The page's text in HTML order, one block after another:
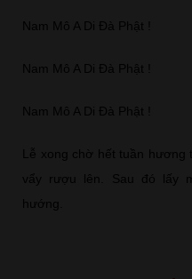
Nam Mô A Di Đà Phật !
Nam Mô A Di Đà Phật !
Nam Mô A Di Đà Phật !
Lễ xong chờ hết tuần
vẩy rượu lên. Sau đó lấy
hướng.